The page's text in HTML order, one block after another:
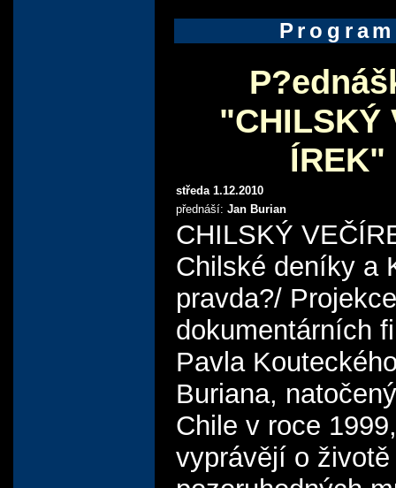
Program
"CHILSKÝ
ÍREK"
středa 1.12.2010
přednáší: Jan Burian
CHILSKÝ
Chilské deníky a
pravda?/ Projekce
dokumentárních
Pavla
Buriana,
Chile v roce
vyprávějí o